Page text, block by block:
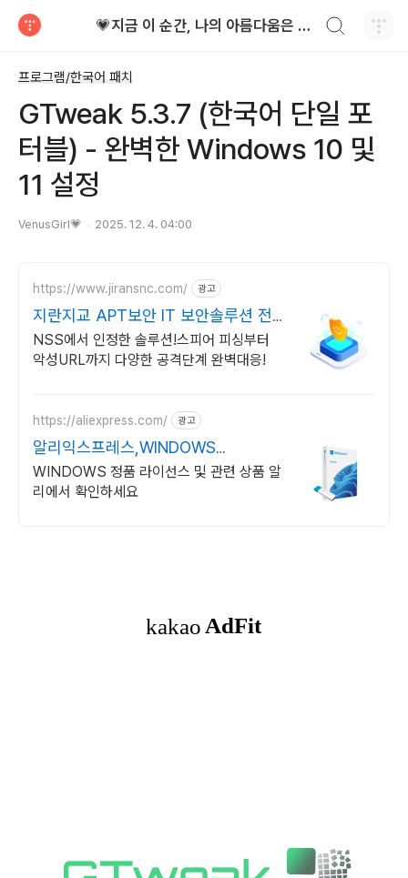
💗지금 이 순간, 나의 아름다움은 가장 빛난다!
프로그램/한국어 패치
GTweak 5.3.7 (한국어 단일 포
터블) - 완벽한 Windows 10 및
11 설정
VenusGirl💗 2025. 12. 4. 04:00
https://www.jiransnc.com/ 광고
지란지교 APT보안 IT 보안솔루션 전
문기업
NSS에서 인정한 솔루션!스피어 피싱부터
악성URL까지 다양한 공격단계 완벽대응!
https://aliexpress.com/ 광고
알리익스프레스,WINDOWS
Windows 알리에서!
WINDOWS 정품 라이선스 및 관련 상품 알
리에서 확인하세요